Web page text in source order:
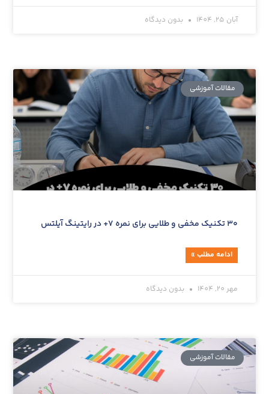
آبان 25, 1404 بدون دیدگاه
مقالات آموزشی‌
۳۰ تکنیک مخفی و طلایی برای نمره ۷+ در رایتینگ آیلتس
ادامه مطلب »
مهر 20, 1404 بدون دیدگاه
مقالات آموزشی‌